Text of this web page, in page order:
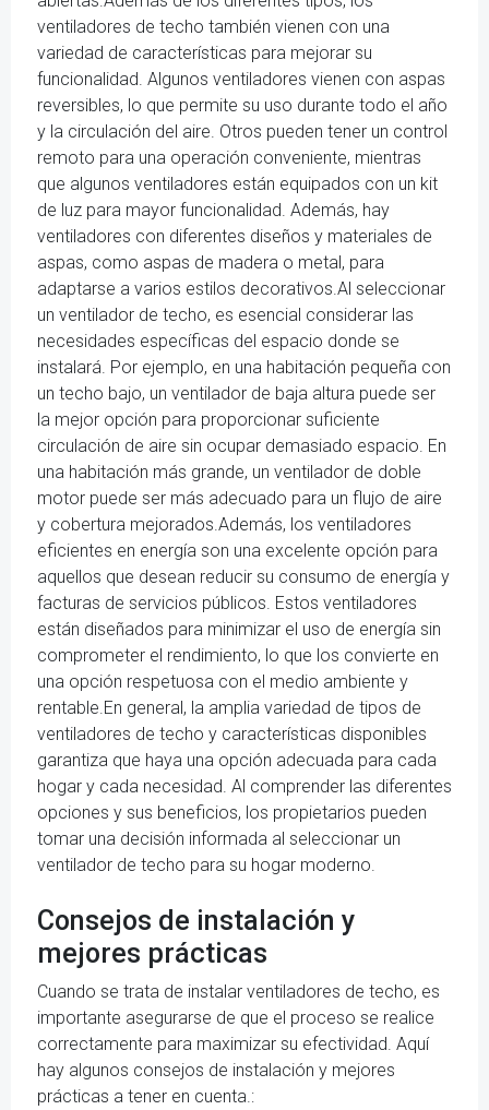
ventiladores de techo también vienen con una
variedad de características para mejorar su
funcionalidad. Algunos ventiladores vienen con aspas
reversibles, lo que permite su uso durante todo el año
y la circulación del aire. Otros pueden tener un control
remoto para una operación conveniente, mientras
que algunos ventiladores están equipados con un kit
de luz para mayor funcionalidad. Además, hay
ventiladores con diferentes diseños y materiales de
aspas, como aspas de madera o metal, para
adaptarse a varios estilos decorativos.Al seleccionar
un ventilador de techo, es esencial considerar las
necesidades específicas del espacio donde se
instalará. Por ejemplo, en una habitación pequeña con
un techo bajo, un ventilador de baja altura puede ser
la mejor opción para proporcionar suficiente
circulación de aire sin ocupar demasiado espacio. En
una habitación más grande, un ventilador de doble
motor puede ser más adecuado para un flujo de aire
y cobertura mejorados.Además, los ventiladores
eficientes en energía son una excelente opción para
aquellos que desean reducir su consumo de energía y
facturas de servicios públicos. Estos ventiladores
están diseñados para minimizar el uso de energía sin
comprometer el rendimiento, lo que los convierte en
una opción respetuosa con el medio ambiente y
rentable.En general, la amplia variedad de tipos de
ventiladores de techo y características disponibles
garantiza que haya una opción adecuada para cada
hogar y cada necesidad. Al comprender las diferentes
opciones y sus beneficios, los propietarios pueden
tomar una decisión informada al seleccionar un
ventilador de techo para su hogar moderno.
Consejos de instalación y
mejores prácticas
Cuando se trata de instalar ventiladores de techo, es
importante asegurarse de que el proceso se realice
correctamente para maximizar su efectividad. Aquí
hay algunos consejos de instalación y mejores
prácticas a tener en cuenta.: